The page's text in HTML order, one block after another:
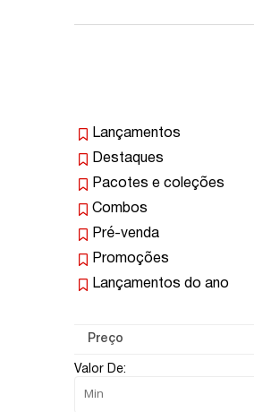
Lançamentos
Destaques
Pacotes e coleções
Combos
Pré-venda
Promoções
Lançamentos do ano
Preço
Valor De: